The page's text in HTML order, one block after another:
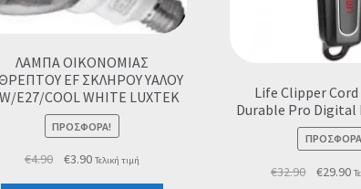
ΛΑΜΠΑ ΟΙΚΟΝΟΜΙΑΣ
EF ΣΚΛΗΡΟΥ ΥΑΛΟΥ
E27/COOL WHITE LUXTEK
ΠΡΟΣΦΟΡΆ!
€4.90
Original
€3.90ΗΤελική τιμή
Life Clipper Cord
Durable Pro Digital
€32.90
Original
€29.90Η